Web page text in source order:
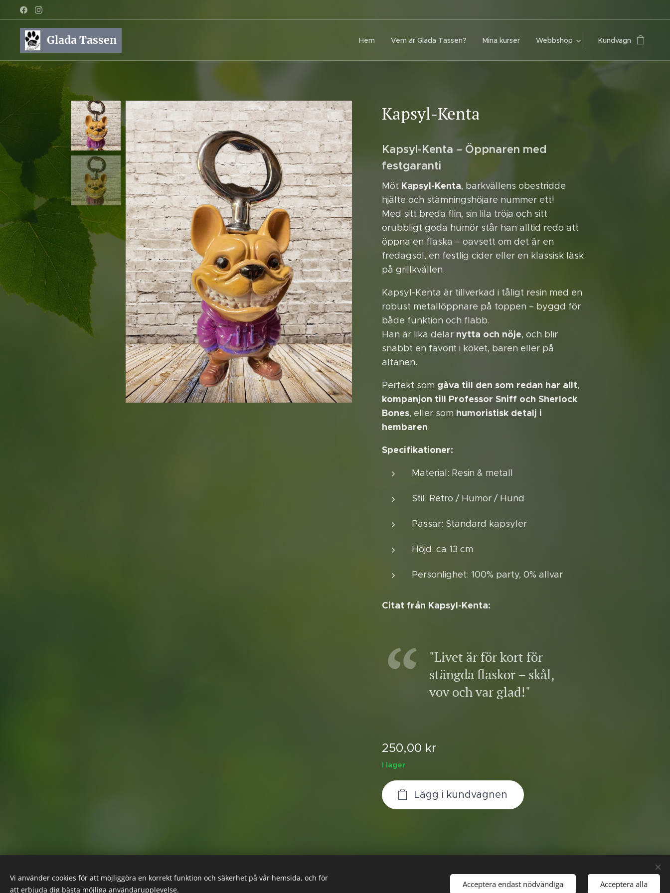
Glada Tassen Hem Vem är Glada Tassen? Mina kurser Webbshop Kundvagn
Kapsyl-Kenta
Kapsyl-Kenta – Öppnaren med
festgaranti
Möt Kapsyl-Kenta, barkvällens obestridde
hjälte och stämningshöjare nummer ett!
Med sitt breda flin, sin lila tröja och sitt
orubbligt goda humör står han alltid redo att
öppna en flaska – oavsett om det är en
fredagsöl, en festlig cider eller en klassisk läsk
på grillkvällen.
Kapsyl-Kenta är tillverkad i tåligt resin med en
robust metallöppnare på toppen – byggd för
både funktion och flabb.
Han är lika delar nytta och nöje, och blir
snabbt en favorit i köket, baren eller på
altanen.
Perfekt som gåva till den som redan har allt,
kompanjon till Professor Sniff och Sherlock
Bones, eller som humoristisk detalj i
hembaren.
Specifikationer:
Material: Resin & metall
Stil: Retro / Humor / Hund
Passar: Standard kapsyler
Höjd: ca 13 cm
Personlighet: 100% party, 0% allvar
Citat från Kapsyl-Kenta:
"Livet är för kort för
stängda flaskor – skål,
vov och var glad!"
250,00 kr
I lager
Lägg i kundvagnen
Vi använder cookies för att möjliggöra en korrekt funktion och säkerhet på vår hemsida, och för
att erbjuda dig bästa möjliga användarupplevelse.
Acceptera endast nödvändiga Acceptera alla